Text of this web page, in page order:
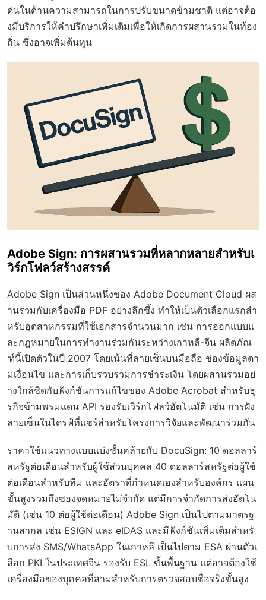
ด่นในด้านความสามารถในการปรับขนาดข้ามชาติ แต่อาจต้อ
งมีบริการให้คำปรึกษาเพิ่มเติมเพื่อให้เกิดการผสานรวมในท้อง
ถิ่น ซึ่งอาจเพิ่มต้นทุน
Adobe Sign: การผสานรวมที่หลากหลายสำหรับเ
วิร์กโฟลว์สร้างสรรค์
Adobe Sign เป็นส่วนหนึ่งของ Adobe Document Cloud ผส
านรวมกับเครื่องมือ PDF อย่างลึกซึ้ง ทำให้เป็นตัวเลือกแรกสำ
หรับอุตสาหกรรมที่ใช้เอกสารจำนวนมาก เช่น การออกแบบแ
ละกฎหมายในการทำงานร่วมกันระหว่างเกาหลี-จีน ผลิตภัณ
ฑ์นี้เปิดตัวในปี 2007 โดยเน้นที่ลายเซ็นบนมือถือ ช่องข้อมูลตา
มเงื่อนไข และการเก็บรวบรวมการชำระเงิน โดยผสานรวมอย่
างใกล้ชิดกับฟังก์ชันการแก้ไขของ Adobe Acrobat สำหรับธุ
รกิจข้ามพรมแดน API รองรับเวิร์กโฟลว์อัตโนมัติ เช่น การฝัง
ลายเซ็นในไดรฟ์ที่แชร์สำหรับโครงการวิจัยและพัฒนาร่วมกัน
ราคาใช้แนวทางแบบแบ่งชั้นคล้ายกับ DocuSign: 10 ดอลลาร์
สหรัฐต่อเดือนสำหรับผู้ใช้ส่วนบุคคล 40 ดอลลาร์สหรัฐต่อผู้ใช้
ต่อเดือนสำหรับทีม และอัตราที่กำหนดเองสำหรับองค์กร แผน
ขั้นสูงรวมถึงซองจดหมายไม่จำกัด แต่มีการจำกัดการส่งอัตโน
มัติ (เช่น 10 ต่อผู้ใช้ต่อเดือน) Adobe Sign เป็นไปตามมาตรฐ
านสากล เช่น ESIGN และ eIDAS และมีฟังก์ชันเพิ่มเติมสำหรั
บการส่ง SMS/WhatsApp ในเกาหลี เป็นไปตาม ESA ผ่านตัวเ
ลือก PKI ในประเทศจีน รองรับ ESL ขั้นพื้นฐาน แต่อาจต้องใช้
เครื่องมือของบุคคลที่สามสำหรับการตรวจสอบชื่อจริงขั้นสูง